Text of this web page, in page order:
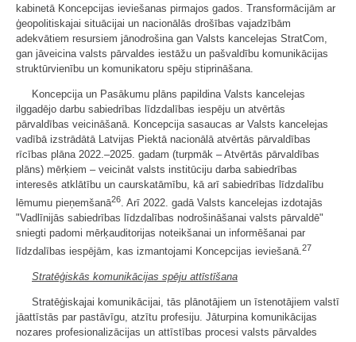
kabinetā Koncepcijas ieviešanas pirmajos gados. Transformācijām ar
ģeopolitiskajai situācijai un nacionālās drošības vajadzībām
adekvātiem resursiem jānodrošina gan Valsts kancelejas StratCom,
gan jāveicina valsts pārvaldes iestāžu un pašvaldību komunikācijas
struktūrvienību un komunikatoru spēju stiprināšana.
Koncepcija un Pasākumu plāns papildina Valsts kancelejas
ilggadējo darbu sabiedrības līdzdalības iespēju un atvērtās
pārvaldības veicināšanā. Koncepcija sasaucas ar Valsts kancelejas
vadībā izstrādātā Latvijas Piektā nacionālā atvērtās pārvaldības
rīcības plāna 2022.–2025. gadam (turpmāk – Atvērtās pārvaldības
plāns) mērķiem – veicināt valsts institūciju darba sabiedrības
interesēs atklātību un caurskatāmību, kā arī sabiedrības līdzdalību
lēmumu pieņemšanā26. Arī 2022. gadā Valsts kancelejas izdotajās
"Vadlīnijās sabiedrības līdzdalības nodrošināšanai valsts pārvaldē"
sniegti padomi mērķauditorijas noteikšanai un informēšanai par
līdzdalības iespējām, kas izmantojami Koncepcijas ieviešanā.27
Stratēģiskās komunikācijas spēju attīstīšana
Stratēģiskajai komunikācijai, tās plānotājiem un īstenotājiem valstī
jāattīstās par pastāvīgu, atzītu profesiju. Jāturpina komunikācijas
nozares profesionalizācijas un attīstības procesi valsts pārvaldes